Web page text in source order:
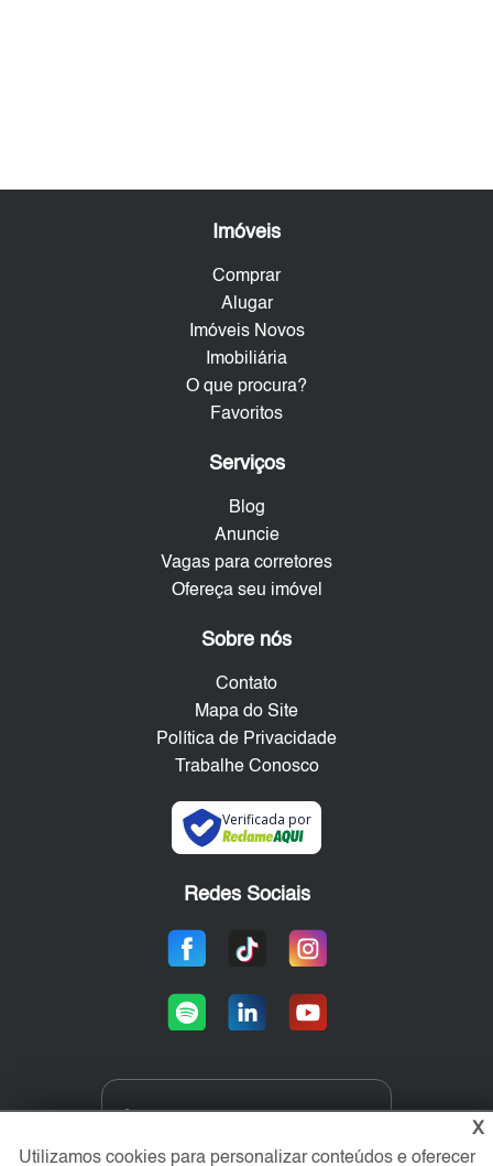
Imóveis
Comprar
Alugar
Imóveis Novos
Imobiliária
O que procura?
Favoritos
Serviços
Blog
Anuncie
Vagas para corretores
Ofereça seu imóvel
Sobre nós
Contato
Mapa do Site
Política de Privacidade
Trabalhe Conosco
Verificada por
Redes Sociais
X
Utilizamos cookies para personalizar conteúdos e oferecer